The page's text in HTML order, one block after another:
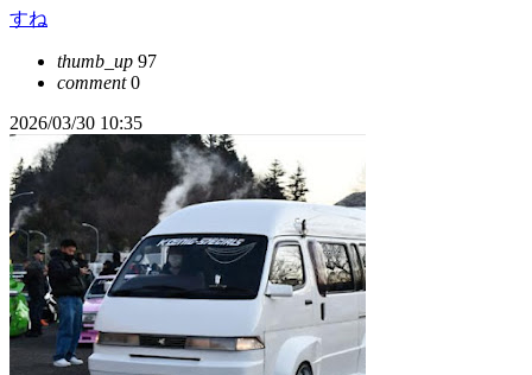
すね
thumb_up 97
comment0
2026/03/30 10:35